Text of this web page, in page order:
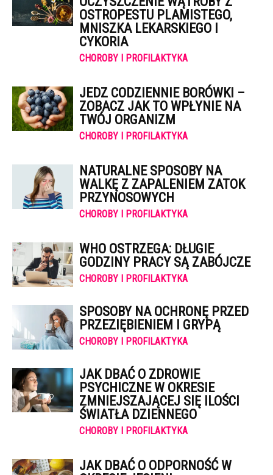
OSTROPESTU PLAMISTEGO,
MNISZKA LEKARSKIEGO I
CYKORIA
CHOROBY I PROFILAKTYKA
JEDZ CODZIENNIE BORÓWKI –
ZOBACZ JAK TO WPŁYNIE NA
TWÓJ ORGANIZM
CHOROBY I PROFILAKTYKA
NATURALNE SPOSOBY NA
WALKĘ Z ZAPALENIEM ZATOK
PRZYNOSOWYCH
CHOROBY I PROFILAKTYKA
WHO OSTRZEGA: DŁUGIE
GODZINY PRACY SĄ ZABÓJCZE
CHOROBY I PROFILAKTYKA
SPOSOBY NA OCHRONĘ PRZED
PRZEZIĘBIENIEM I GRYPĄ
CHOROBY I PROFILAKTYKA
JAK DBAĆ O ZDROWIE
PSYCHICZNE W OKRESIE
ZMNIEJSZAJĄCEJ SIĘ ILOŚCI
ŚWIATŁA DZIENNEGO
CHOROBY I PROFILAKTYKA
JAK DBAĆ O ODPORNOŚĆ W